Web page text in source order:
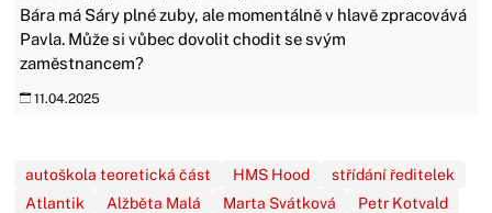
Bára má Sáry plné zuby, ale momentálně v hlavě zpracovává
Pavla. Může si vůbec dovolit chodit se svým
zaměstnancem?
11.04.2025
autoškola teoretická část HMS Hood
střídání ředitelek
Atlantik
Alžběta Malá Marta Svátková
Petr Kotvald